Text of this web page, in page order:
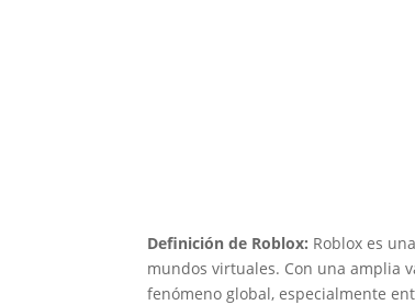
Definición de Roblox: Roblox es
mundos virtuales. Con una amplia
fenómeno global, especialmente